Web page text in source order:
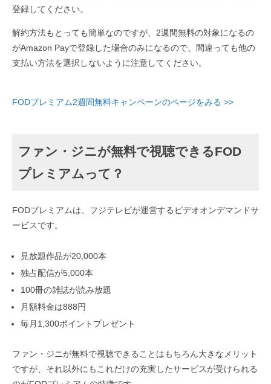
登録してください。
解約方法もとっても簡単なのですが、2週間無料の対象になるの
がAmazon Payで登録した場合のみになるので、間違っても他の
支払い方法を選択しないように注意してください。
FODプレミアム2週間無料キャンペーンのページをみる >>
ファン・ジニが無料で視聴できるFOD
プレミアムって？
FODプレミアムは、フジテレビが運営するビデオオンデマンドサ
ービスです。
見放題作品が20,000本
独占配信が5,000本
100冊の雑誌が読み放題
月額料金は888円
毎月1,300ポイントプレゼント
ファン・ジニが無料で視聴できることはもちろん大きなメリット
ですが、それ以外にもこれだけの充実したサービスが受けられる